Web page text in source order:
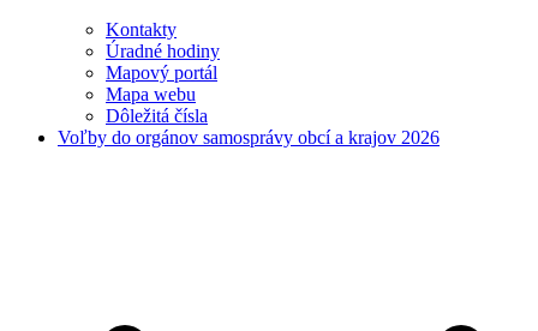
Kontakty
Úradné hodiny
Mapový portál
Mapa webu
Dôležitá čísla
Voľby do orgánov samosprávy obcí a krajov 2026